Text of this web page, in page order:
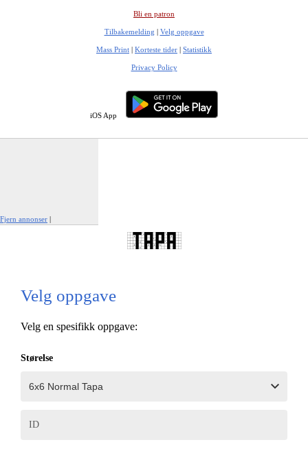
Bli en patron
Tilbakemelding | Velg oppgave
Mass Print | Korteste tider | Statistikk
Privacy Policy
iOS App
Fjern annonser |
Velg oppgave
Velg en spesifikk oppgave:
Størelse
ID